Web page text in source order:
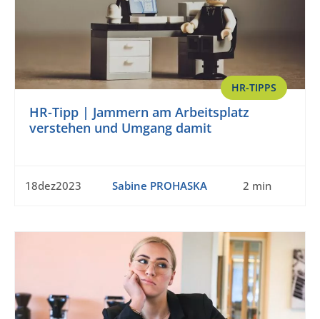
HR-TIPPS
HR-Tipp | Jammern am Arbeitsplatz
verstehen und Umgang damit
18dez2023 Sabine PROHASKA 2 min